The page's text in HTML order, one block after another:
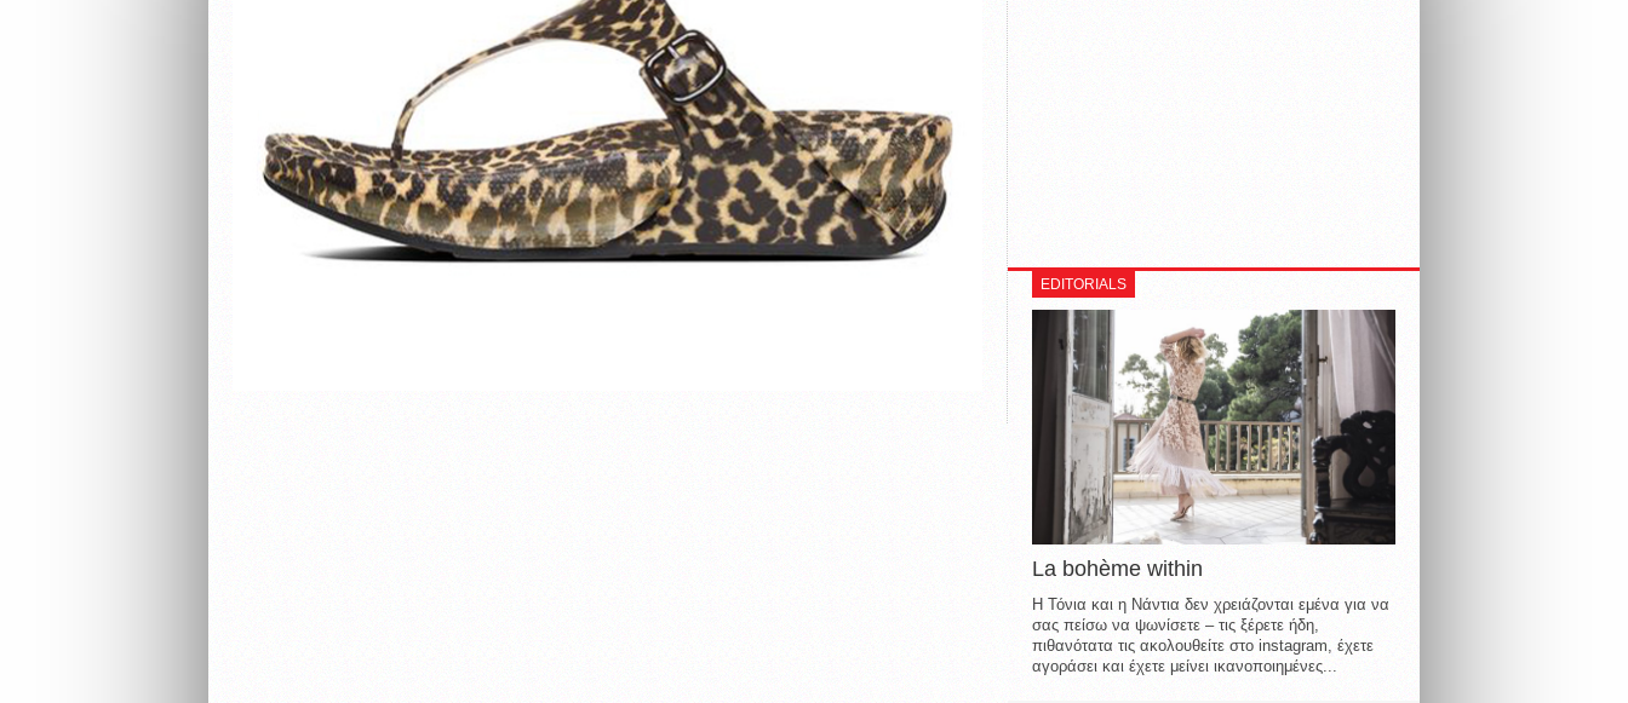
EDITORIALS
La bohème within
Η Τόνια και η Νάντια δεν χρειάζονται εμένα για να
σας πείσω να ψωνίσετε – τις ξέρετε ήδη,
πιθανότατα τις ακολουθείτε στο instagram, έχετε
αγοράσει και έχετε μείνει ικανοποιημένες...